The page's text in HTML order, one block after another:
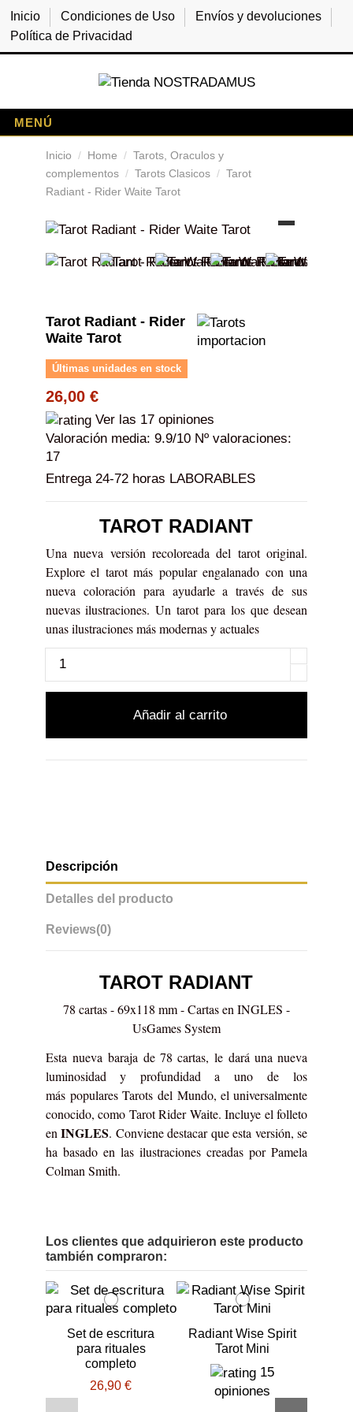
Inicio Condiciones de Uso
Envíos y devoluciones
Política de Privacidad
Inicio Home
Tarots, Oraculos y
complementos
Tarots Clasicos
Tarot
Radiant - Rider Waite Tarot
Tarot Radiant - Rider
Waite Tarot
Últimas unidades en stock
26,00 €
Ver las 17 opiniones
Valoración media: 9.9/10 Nº valoraciones:
17
Entrega 24-72 horas LABORABLES
TAROT RADIANT
Una nueva versión recoloreada del tarot original.
Explore el tarot más popular engalanado con una
nueva coloración para ayudarle a través de sus
nuevas ilustraciones. Un tarot para los que desean
unas ilustraciones más modernas y actuales
Añadir al carrito
Descripción
Detalles del producto
Reviews(0)
TAROT RADIANT
78 cartas - 69x118 mm - Cartas en INGLES -
UsGames System
Esta nueva baraja de 78 cartas, le dará una nueva
luminosidad y profundidad a uno de los
más populares Tarots del Mundo, el universalmente
conocido, como Tarot Rider Waite. Incluye el folleto
enINGLES. Conviene destacar que esta versión, se
ha basado en las ilustraciones creadas por Pamela
Colman Smith.
Los clientes que adquirieron este producto
también compraron:
Set de escritura
para rituales
completo
26,90 €
Radiant Wise Spirit
Tarot Mini
15
opiniones